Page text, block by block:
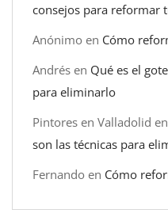
consejos para reformar
Anónimo en Cómo
Andrés en Qué es el
para eliminarlo
Pintores en Valladolid en
son las técnicas para
Fernando en Cómo